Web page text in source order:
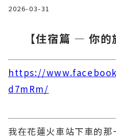
2026-03-31
【住宿篇 — 你的
https://
d7mRm/
我在花蓮火車站下車的